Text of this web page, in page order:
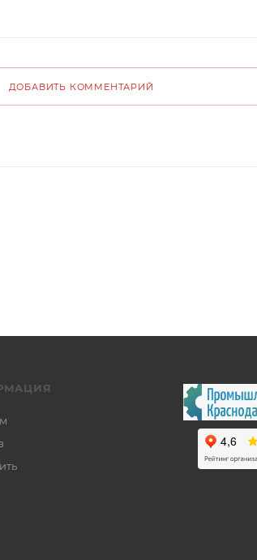
ДОБАВИТЬ КОММЕНТАРИЙ